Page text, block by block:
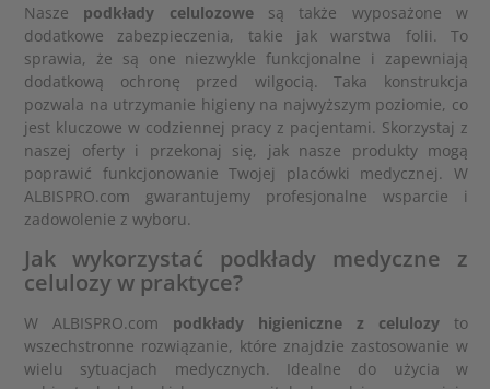
Nasze podkłady celulozowesą także wyposażone w
dodatkowe zabezpieczenia, takie jak warstwa folii. To
sprawia, że są one niezwykle funkcjonalne i zapewniają
dodatkową ochronę przed wilgocią. Taka konstrukcja
pozwala na utrzymanie higieny na najwyższym poziomie, co
jest kluczowe w codziennej pracy z pacjentami. Skorzystaj z
naszej oferty i przekonaj się, jak nasze produkty mogą
poprawić funkcjonowanie Twojej placówki medycznej. W
ALBISPRO.com gwarantujemy profesjonalne wsparcie i
zadowolenie z wyboru.
Jak wykorzystać podkłady medyczne z
celulozy w praktyce?
W ALBISPRO.com podkłady higieniczne z celulozy to
wszechstronne rozwiązanie, które znajdzie zastosowanie w
wielu sytuacjach medycznych. Idealne do użycia w